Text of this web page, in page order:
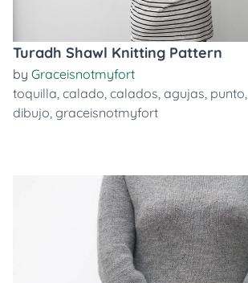
Turadh Shawl Knitting Pattern
by Graceisnotmyfort
toquilla, calado, calados, agujas, punto,
dibujo, graceisnotmyfort